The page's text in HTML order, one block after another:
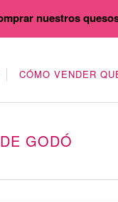
CÓMO VENDER
GODÓ
nuestros